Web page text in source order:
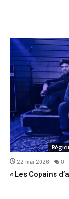
22 mai 2026 0
« Les Copains